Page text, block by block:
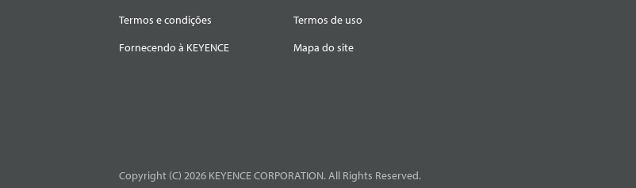
Termos e condições
Termos de uso
Fornecendo à KEYENCE
Mapa do site
Copyright (C) 2026 KEYENCE CORPORATION. All Rights Reserved.